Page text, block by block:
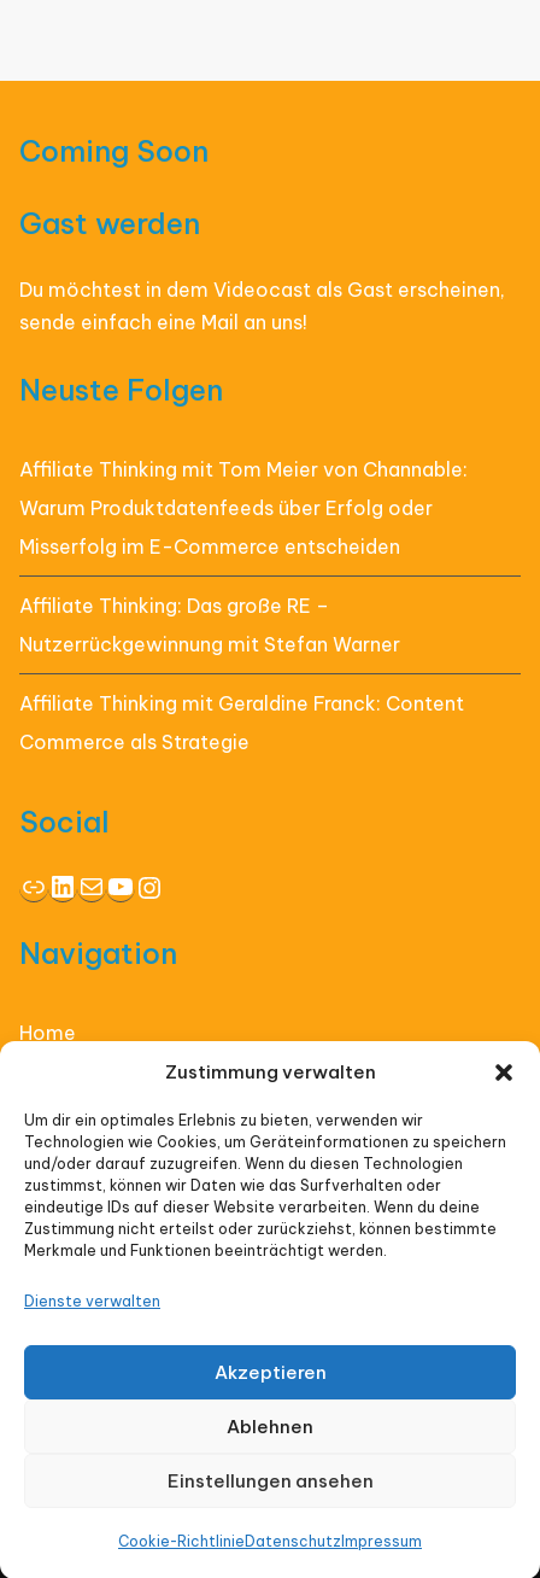
Zustimmung verwalten
Um dir ein optimales Erlebnis zu bieten, verwenden wir
Technologien wie Cookies, um Geräteinformationen zu speichern
und/oder darauf zuzugreifen. Wenn du diesen Technologien
zustimmst, können wir Daten wie das Surfverhalten oder
eindeutige IDs auf dieser Website verarbeiten. Wenn du deine
Zustimmung nicht erteilst oder zurückziehst, können bestimmte
Merkmale und Funktionen beeinträchtigt werden.
Dienste verwalten
Akzeptieren
Ablehnen
Einstellungen ansehen
Cookie-Richtlinie Datenschutz Impressum
Coming Soon
Gast werden
Du möchtest in dem Videocast als Gast erscheinen,
sende einfach eine Mail an uns!
Neuste Folgen
Affiliate Thinking mit Tom Meier von Channable:
Warum Produktdatenfeeds über Erfolg oder
Misserfolg im E-Commerce entscheiden
Affiliate Thinking: Das große RE –
Nutzerrückgewinnung mit Stefan Warner
Affiliate Thinking mit Geraldine Franck: Content
Commerce als Strategie
Social
LinkLinkedIn
E-MailYouTube
Instagram
Navigation
Home
Vorträge
Veranstaltungen
Cookie-Richtlinie (EU)
onlyoneway.de